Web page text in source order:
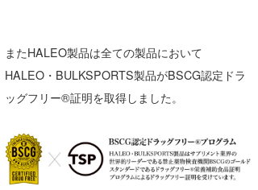
またHALEO製品は全ての製品において
HALEO・BULKSPORTS製品がBSCG認定ドラ
ッグフリー®証明を取得しました。